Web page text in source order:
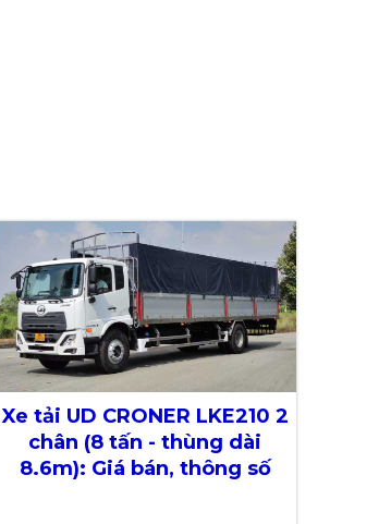
Xe tải UD CRONER LKE210 2
chân (8 tấn - thùng dài
8.6m): Giá bán, thông số